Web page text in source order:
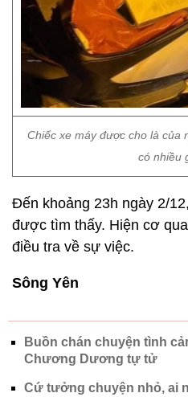
Chiếc xe máy được cho là của
có nhiều
Đến khoảng 23h ngày 2/
được tìm thấy. Hiện cơ
điều tra về sự việc.
Sông Yên
Buồn chán chuyện tình
Chương Dương tự tử
Cứ tưởng chuyện nhỏ, ai